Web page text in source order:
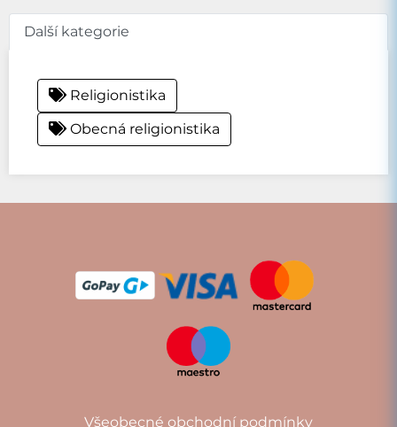
Další kategorie
Religionistika
Obecná religionistika
Všeobecné obchodní podmínky